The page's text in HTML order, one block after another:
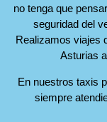
no tenga que
seguridad del
Realizamos viajes
Asturias
En nuestros taxis
siempre